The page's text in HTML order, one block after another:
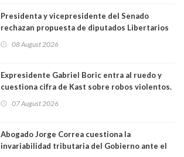
Presidenta y vicepresidente del Senado
rechazan propuesta de diputados Libertarios
"Constituye un camino equivocado"
08 August 2026
Expresidente Gabriel Boric entra al ruedo y
cuestiona cifra de Kast sobre robos violentos.
07 August 2026
Abogado Jorge Correa cuestiona la
invariabilidad tributaria del Gobierno ante el